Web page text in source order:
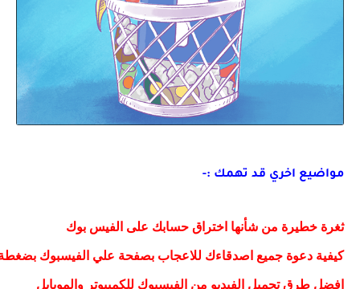
مواضيع اخري قد تهمك :-
ثغرة خطيرة من شأنها اختراق حسابك على الفيس بوك
كيفية دعوة جميع اصدقاءك للاعجاب بصفحة علي الفيسبوك
افضل طرق تحميل الفيديو من الفيسبوك للكمبيوتر والموبايل